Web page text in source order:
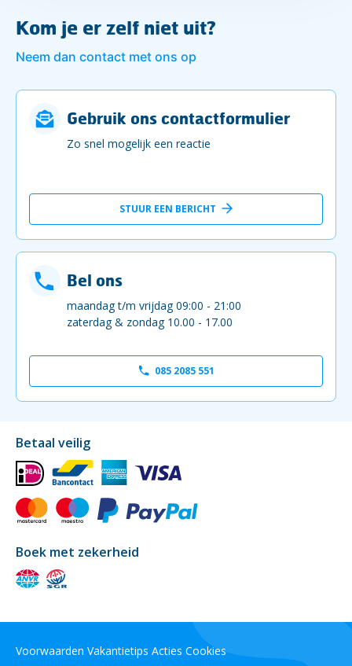
Kom je er zelf niet uit?
Neem dan contact met ons op
Gebruik ons contactformulier
Zo snel mogelijk een reactie
STUUR EEN BERICHT
Bel ons
maandag t/m vrijdag 09:00 - 21:00
zaterdag & zondag 10.00 - 17.00
085 2085 551
Betaal veilig
Boek met zekerheid
Voorwaarden Vakantietips Acties Cookies